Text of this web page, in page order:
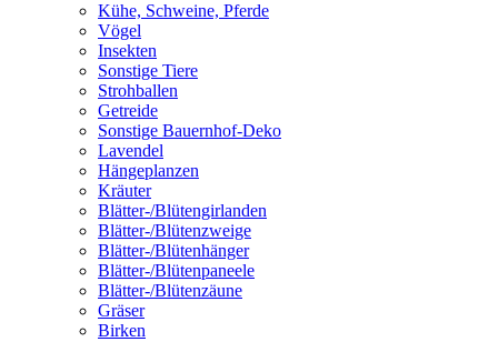
Kühe, Schweine, Pferde
Vögel
Insekten
Sonstige Tiere
Strohballen
Getreide
Sonstige Bauernhof-Deko
Lavendel
Hängeplanzen
Kräuter
Blätter-/Blütengirlanden
Blätter-/Blütenzweige
Blätter-/Blütenhänger
Blätter-/Blütenpaneele
Blätter-/Blütenzäune
Gräser
Birken